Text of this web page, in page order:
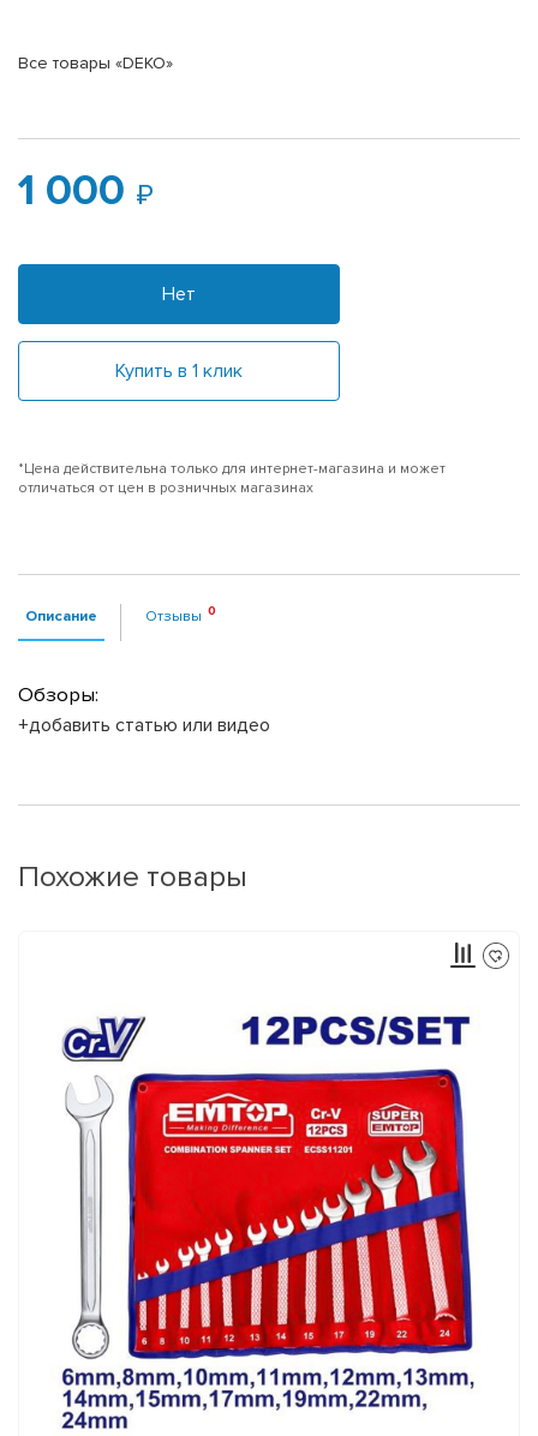
Все товары «DEKO»
1 000
Нет
Купить в 1 клик
*Цена действительна только для интернет-магазина и может
отличаться от цен в розничных магазинах
Описание Отзывы
Обзоры:
+добавить статью или видео
Похожие товары